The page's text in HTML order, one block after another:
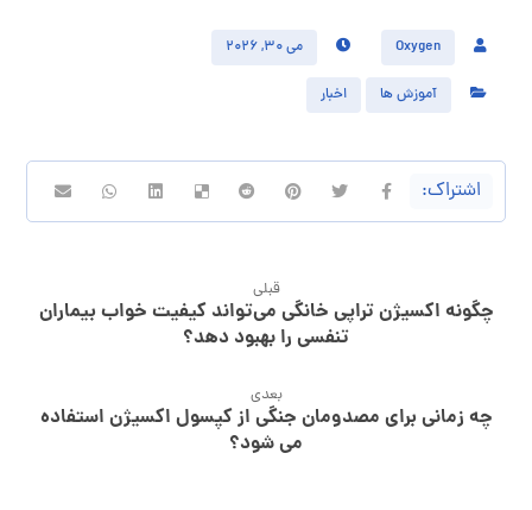
Oxygen می ۳۰, ۲۰۲۶
آموزش ها اخبار
قبلی
چگونه اکسیژن ‌تراپی خانگی می‌تواند کیفیت خواب بیماران
تنفسی را بهبود دهد؟
بعدی
چه زمانی برای مصدومان جنگی از کپسول اکسیژن استفاده
می شود؟